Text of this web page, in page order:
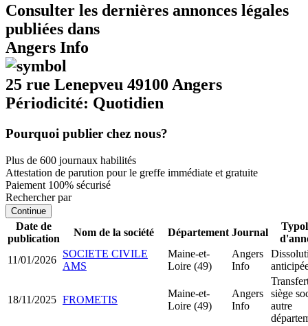
Consulter les dernières annonces légales
publiées dans
Angers Info
25 rue Lenepveu 49100 Angers
Périodicité: Quotidien
Pourquoi publier chez nous?
Plus de 600 journaux habilités
Attestation de parution pour le greffe immédiate et gratuite
Paiement 100% sécurisé
Rechercher par
Continue
Date de
publication
Nom de la société Département Journal
11/01/2026
SOCIETE CIVILE
AMS
Maine-et-
Loire (49)
Angers
Info
18/11/2025 FROMETIS
Maine-et-
Loire (49)
Angers
Info
siège
autre